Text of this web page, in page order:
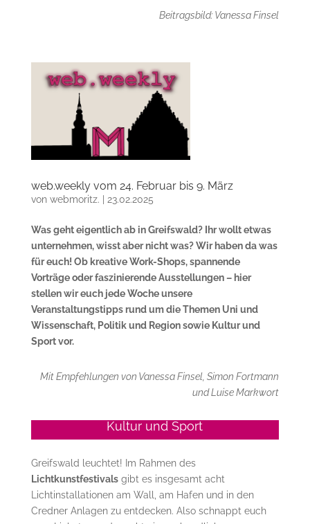
Beitragsbild: Vanessa Finsel
web.weekly vom 24. Februar bis 9. März
von webmoritz. 23.02.2025
Was geht eigentlich ab in Greifswald? Ihr wollt etwas
unternehmen, wisst aber nicht was? Wir haben da was
für euch! Ob kreative Work-Shops, spannende
Vorträge oder faszinierende Ausstellungen – hier
stellen wir euch jede Woche unsere
Veranstaltungstipps rund um die Themen Uni und
Wissenschaft, Politik und Region sowie Kultur und
Sport vor.
Mit Empfehlungen von Vanessa Finsel, Simon Fortmann
und Luise Markwort
Kultur und Sport
Greifswald leuchtet! Im Rahmen des
Lichtkunstfestivalsgibt es insgesamt acht
Lichtinstallationen am Wall, am Hafen und in den
Credner Anlagen zu entdecken. Also schnappt euch